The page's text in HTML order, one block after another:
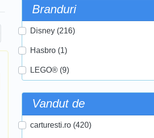
Branduri
Disney (216)
Hasbro (1)
LEGO® (9)
Vandut de
carturesti.ro (420)